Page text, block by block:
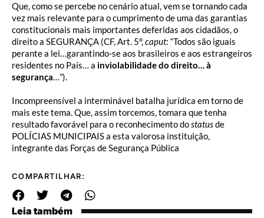
Que, como se percebe no cenário atual, vem se tornando cada
vez mais relevante para o cumprimento de uma das garantias
constitucionais mais importantes deferidas aos cidadãos, o
direito a SEGURANÇA (CF, Art. 5°,caput: “Todos são iguais
perante a lei…garantindo-se aos brasileiros e aos estrangeiros
residentes no País… a inviolabilidade do direito… à
segurança…”).
Incompreensível a interminável batalha jurídica em torno de
mais este tema. Que, assim torcemos, tomara que tenha
resultado favorável para o reconhecimento dostatusde
POLÍCIAS MUNICIPAIS a esta valorosa instituição,
integrante das Forças de Segurança Pública
COMPARTILHAR:
Leia também